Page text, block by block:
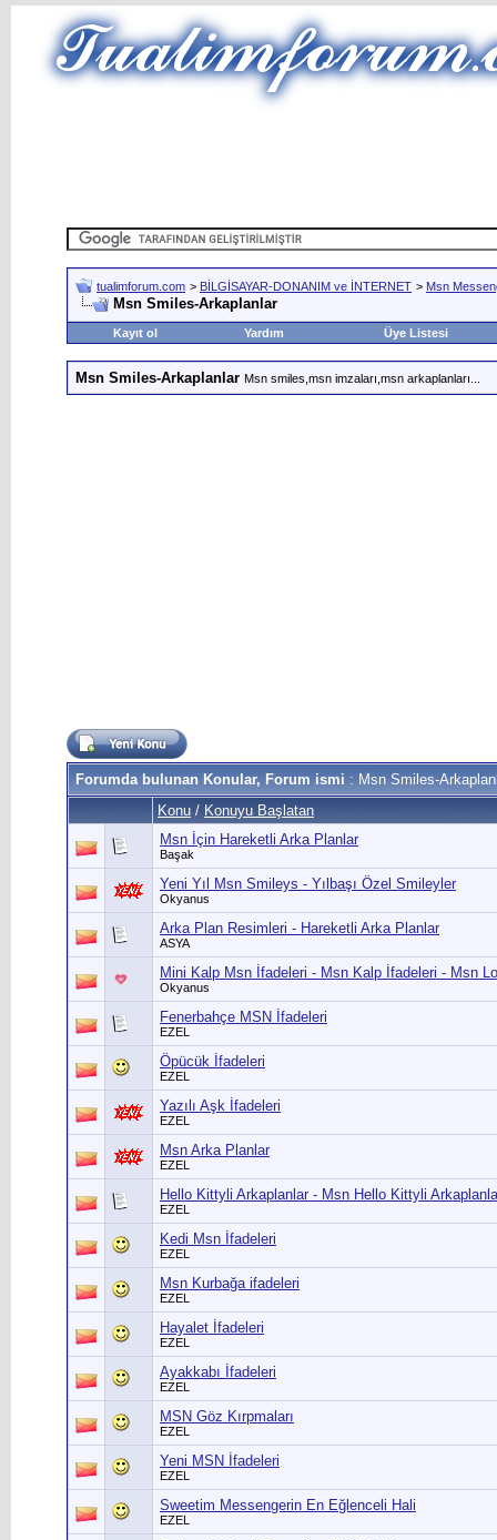
tualimforum.com > BİLGİSAYAR-DONANIM ve İNTERNET > Msn
Msn Smiles-Arkaplanlar
Kayıt ol Yardım Üye Listesi
Msn Smiles-Arkaplanlar Msn smiles,msn imzaları,msn arkaplanları...
Forumda bulunan Konular, Forum ismi : Msn Smiles-
Konu / Konuyu Başlatan
Msn İçin Hareketli Arka Planlar
Başak
Yeni Yıl Msn Smileys - Yılbaşı Özel Smileyler
Okyanus
Arka Plan Resimleri - Hareketli Arka Planlar
ASYA
Mini Kalp Msn İfadeleri - Msn Kalp İfadeleri - Msn
Okyanus
Fenerbahçe MSN İfadeleri
EZEL
Öpücük İfadeleri
EZEL
Yazılı Aşk İfadeleri
EZEL
Msn Arka Planlar
EZEL
Hello Kittyli Arkaplanlar - Msn Hello Kittyli
EZEL
Kedi Msn İfadeleri
EZEL
Msn Kurbağa ifadeleri
EZEL
Hayalet İfadeleri
EZEL
Ayakkabı İfadeleri
EZEL
MSN Göz Kırpmaları
EZEL
Yeni MSN İfadeleri
EZEL
Sweetim Messengerin En Eğlenceli Hali
EZEL